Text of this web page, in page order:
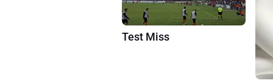
Test Miss